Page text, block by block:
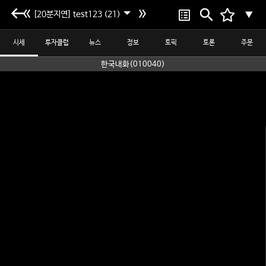
[20분지연] test123 (21) ▼
시세 투자클럽 뉴스 정보 토픽 토론 주문
한국내화(010040)